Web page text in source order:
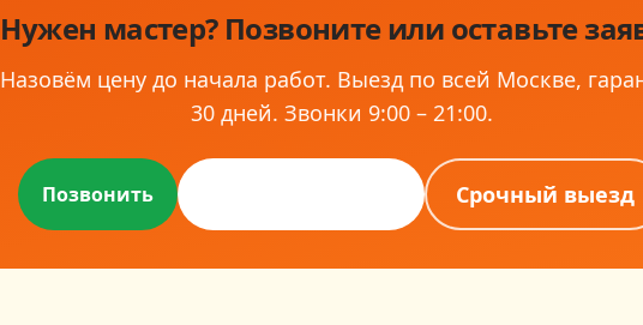
Нужен мастер? Позвоните или оставьте
Назовём цену до начала работ. Выезд по всей Москве,
30 дней. Звонки 9:00 – 21:00.
Позвонить Срочный выезд